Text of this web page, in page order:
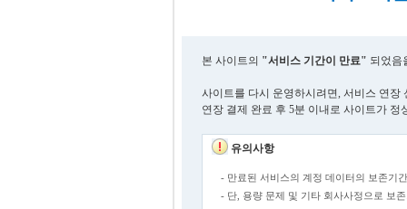
본 사이트의 "서비스 기간이 만료" 되었음
사이트를 다시 운영하시려면, 서비스 연장
연장 결제 완료 후 5분 이내로 사이트가 정
유의사항
- 만료된 서비스의 계정 데이터의 보존기
- 단, 용량 문제 및 기타 회사사정으로 보